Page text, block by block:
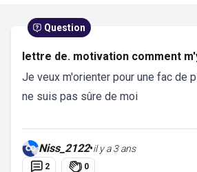
Question
lettre de. motivation comment
Je veux m'orienter pour une fac de
ne suis pas sûre de moi
Niss_2122•il y a 3 ans
2 0